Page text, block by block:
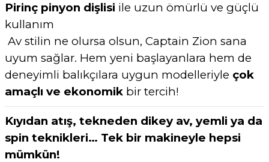
Pirinç pinyon dişlisi ile uzun ömürlü ve güçlü
kullanım
Av stilin ne olursa olsun, Captain Zion sana
uyum sağlar. Hem yeni başlayanlara hem de
deneyimli balıkçılara uygun modelleriyle çok
amaçlı ve ekonomik bir tercih!
Kıyıdan atış, tekneden dikey av, yemli ya da
spin teknikleri… Tek bir makineyle hepsi
mümkün!